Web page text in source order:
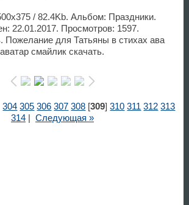
/ 82.4Kb. Альбом: Праздники.
22.01.2017. Просмотров: 1597.
Пожелание для Татьяны в стихах ава
аватар смайлик скачать.
304 305 306 307 308 [309]310 311 312 313
314| Следующая »